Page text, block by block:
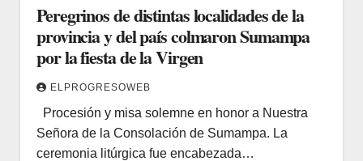
Peregrinos de distintas localidades de la
provincia y del país colmaron Sumampa
por la fiesta de la Virgen
ELPROGRESOWEB
Procesión y misa solemne en honor a Nuestra
Señora de la Consolación de Sumampa. La
ceremonia litúrgica fue encabezada…